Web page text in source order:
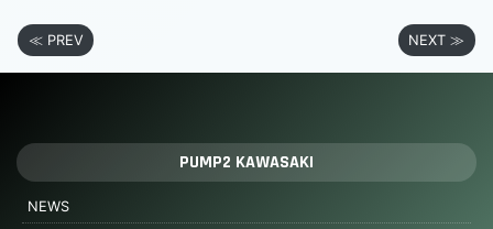
≪ PREV NEXT ≫
PUMP2 KAWASAKI
NEWS